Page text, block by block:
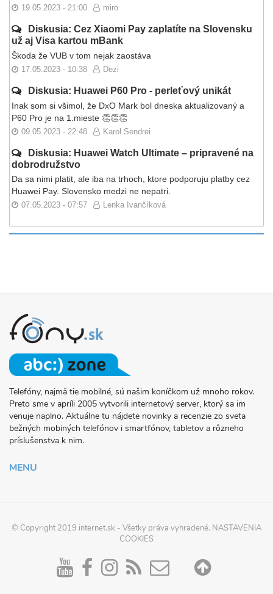
19.05.2023 - 21:00 miro
Diskusia: Cez Xiaomi Pay zaplatíte na Slovensku
už aj Visa kartou mBank
Škoda že VUB v tom nejak zaostáva
17.05.2023 - 10:38 Dezi
Diskusia: Huawei P60 Pro - perleťový unikát
Inak som si všimol, že DxO Mark bol dneska aktualizovaný a
P60 Pro je na 1.mieste 👏👏👏
09.05.2023 - 22:48 Karol Sendrei
Diskusia: Huawei Watch Ultimate – pripravené na
dobrodružstvo
Da sa nimi platit, ale iba na trhoch, ktore podporuju platby cez
Huawei Pay. Slovensko medzi ne nepatri.
07.05.2023 - 07:57 Lenka Ivančíková
O
PROJEKTE
FONY.SK
Telefóny, najmä tie mobilné, sú našim koníčkom už mnoho rokov.
Preto sme v apríli 2005 vytvorili internetový server, ktorý sa im
venuje naplno. Aktuálne tu nájdete novinky a recenzie zo sveta
bežných mobiných telefónov i smartfónov, tabletov a rôzneho
príslušenstva k nim.
MENU
© Copyright 2019 internet.sk - Všetky práva vyhradené. NASTAVENIA
COOKIES